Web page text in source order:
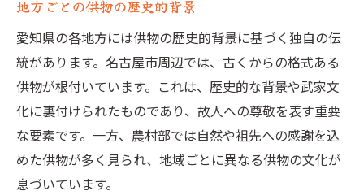
地方ごとの供物の歴史的背景
愛知県の各地方には供物の歴史的背景に基づく独自の伝
統があります。名古屋市周辺では、古くからの格式ある
供物が根付いています。これは、歴史的な背景や武家文
化に裏付けられたものであり、故人への尊敬を表す重要
な要素です。一方、農村部では自然や祖先への感謝を込
めた供物が多く見られ、地域ごとに異なる供物の文化が
息づいています。